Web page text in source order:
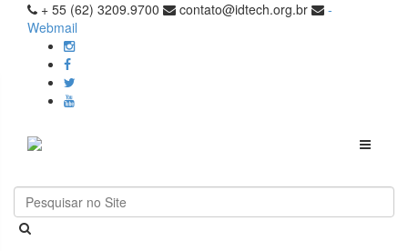
+ 55 (62) 3209.9700 contato@idtech.org.br
-
Webmail
Toggle